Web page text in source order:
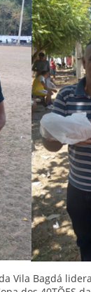
Vila Bagdá